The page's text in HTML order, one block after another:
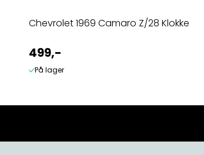
Chevrolet 1969 Camaro Z/28 Klokke
499,-
På lager